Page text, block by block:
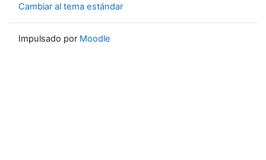
Cambiar al tema estándar
Impulsado por Moodle